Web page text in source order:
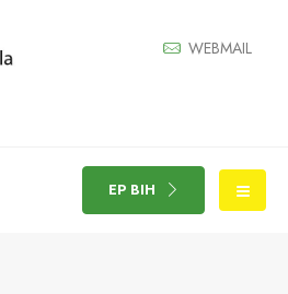
WEBMAIL
EP BIH